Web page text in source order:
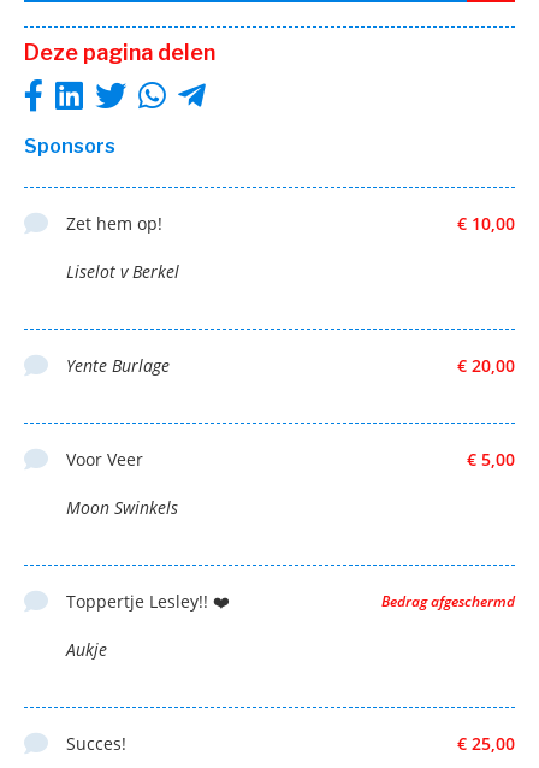
Deze pagina delen
Sponsors
€ 10,00
Zet hem op!
Liselot v Berkel
€ 20,00
Yente Burlage
€ 5,00
Voor Veer
Moon Swinkels
Bedrag afgeschermd
Toppertje Lesley!! ❤️
Aukje
€ 25,00
Succes!